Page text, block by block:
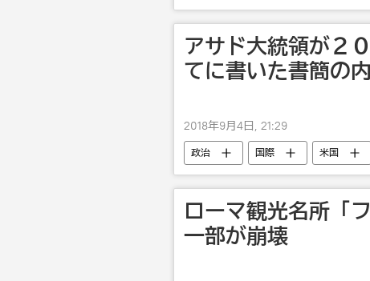
アサド大統領が２
てに書いた書簡の
2018年9月4日, 21:29
政治 国際 米国
バッシャール・アル＝アサド
ローマ観光名所「
一部が崩壊